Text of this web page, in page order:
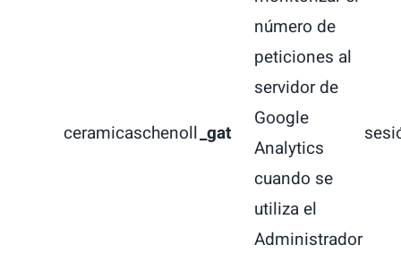
ceramicaschenoll_gat
número de
peticiones al
servidor de
Google
Analytics
cuando se
utiliza el
Administrador